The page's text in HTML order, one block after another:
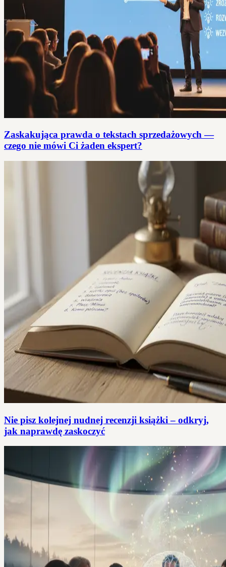
Zaskakująca prawda o tekstach sprzedażowych —
czego nie mówi Ci żaden ekspert?
Nie pisz kolejnej nudnej recenzji książki – odkryj,
jak naprawdę zaskoczyć